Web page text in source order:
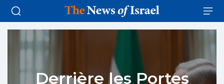
Derrière les Portes